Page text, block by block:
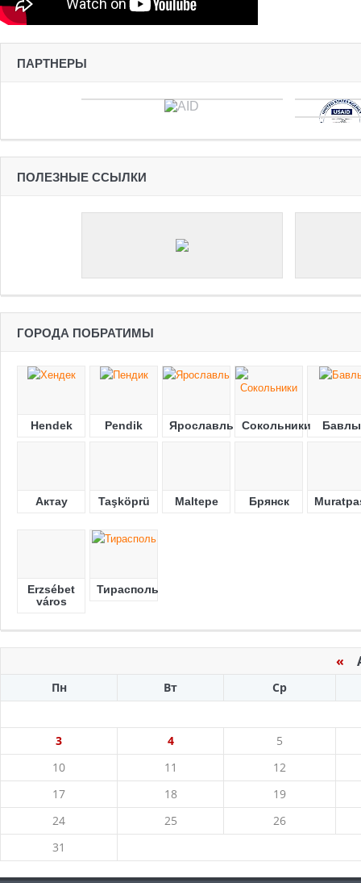
ПАРТНЕРЫ
ПОЛЕЗНЫЕ ССЫЛКИ
ГОРОДА ПОБРАТИМЫ
Hendek Pendik Ярославль Сокольники Бавлы
Актау Taşköprü Maltepe Брянск
Erzsébet
város
Тирасполь
«
Пн Вт Ср
3 4
5
10
11
12
17
18
19
24
25
26
31